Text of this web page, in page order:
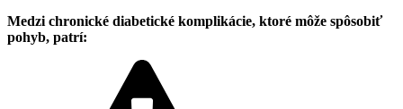
Medzi chronické diabetické komplikácie, ktoré môže spôsobiť
pohyb, patrí: